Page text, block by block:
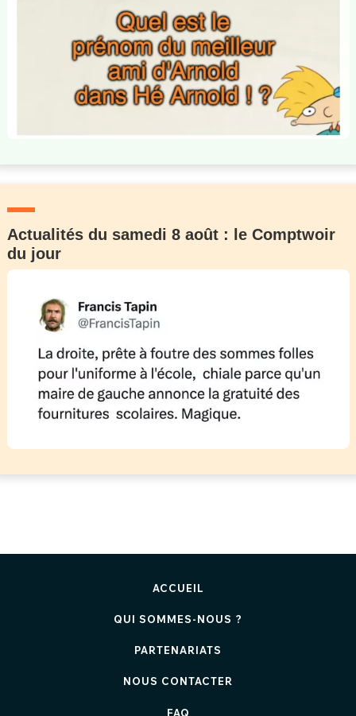
Actualités du samedi 8 août : le Comptwoir
du jour
ACCUEIL
QUI SOMMES-NOUS ?
PARTENARIATS
NOUS CONTACTER
FAQ